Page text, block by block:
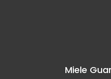
Miele